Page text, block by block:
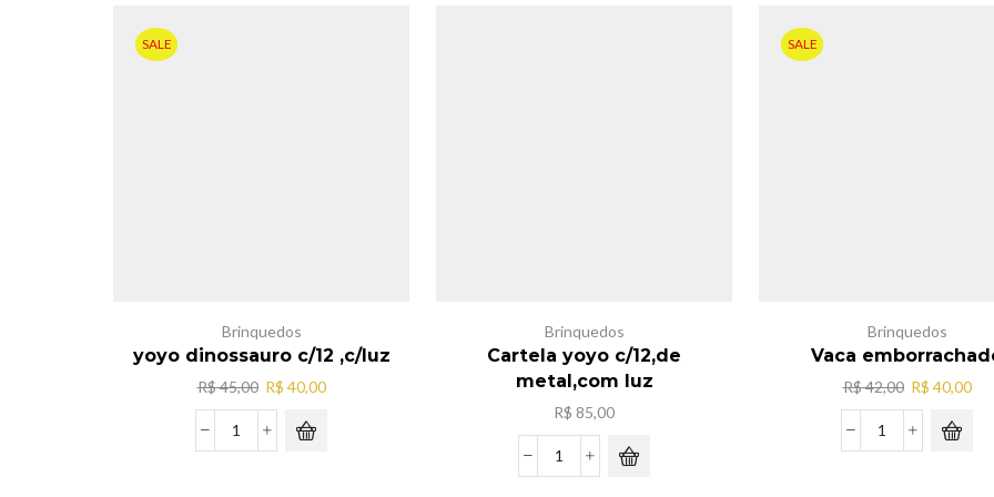
SALE
Brinquedos
yoyo dinossauro c/12 ,c/luz
R$45,00 O
preço
original
era:
R$ 40,00O
yoyo
Brinquedos
Cartela yoyo c/12,de
metal,com luz
R$ 85,00
Cartela
SALE
Brinquedos
Vaca
R$42,00 O
preço
original
era:
R$ 40,00O
Vaca